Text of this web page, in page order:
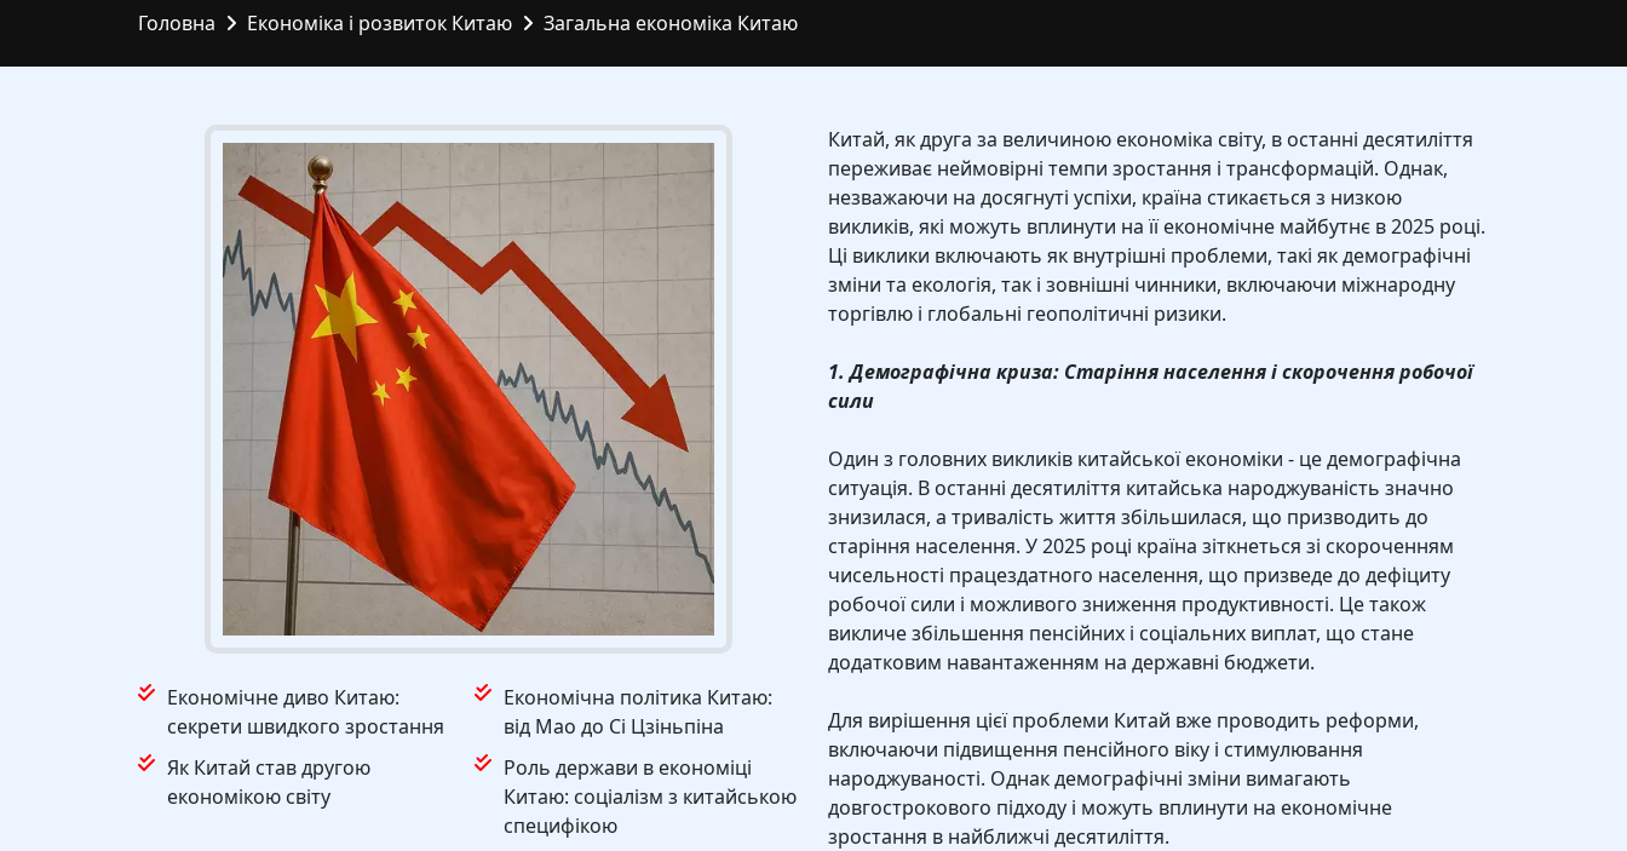
Головна Економіка і розвиток Китаю Загальна економіка Китаю
Економічне диво Китаю:
секрети швидкого зростання
Економічна політика Китаю:
від Мао до Сі Цзіньпіна
Як Китай став другою
економікою світу
Роль держави в економіці
Китаю: соціалізм з китайською
специфікою
Китай, як друга за величиною економіка світу, в останні десятиліття
переживає неймовірні темпи зростання і трансформацій. Однак,
незважаючи на досягнуті успіхи, країна стикається з низкою
викликів, які можуть вплинути на її економічне майбутнє в 2025 році.
Ці виклики включають як внутрішні проблеми, такі як демографічні
зміни та екологія, так і зовнішні чинники, включаючи міжнародну
торгівлю і глобальні геополітичні ризики.
1. Демографічна криза: Старіння населення і скорочення робочої
сили
Один з головних викликів китайської економіки - це демографічна
ситуація. В останні десятиліття китайська народжуваність значно
знизилася, а тривалість життя збільшилася, що призводить до
старіння населення. У 2025 році країна зіткнеться зі скороченням
чисельності працездатного населення, що призведе до дефіциту
робочої сили і можливого зниження продуктивності. Це також
викличе збільшення пенсійних і соціальних виплат, що стане
додатковим навантаженням на державні бюджети.
Для вирішення цієї проблеми Китай вже проводить реформи,
включаючи підвищення пенсійного віку і стимулювання
народжуваності. Однак демографічні зміни вимагають
довгострокового підходу і можуть вплинути на економічне
зростання в найближчі десятиліття.